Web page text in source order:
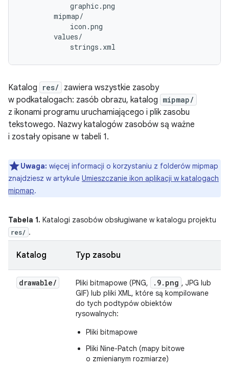
            graphic.png
        mipmap/
            icon.png
        values/
Katalog res/
zawiera wszystkie zasoby
w podkatalogach: zasób obrazu, katalog mipmap/
z ikonami programu uruchamiającego i plik zasobu
tekstowego. Nazwy katalogów zasobów są ważne
i zostały opisane w tabeli 1.
Uwaga: więcej informacji o korzystaniu z folderów mipmap
znajdziesz w artykule Umieszczanie ikon aplikacji w katalogach
mipmap.
Tabela 1. Katalogi zasobów obsługiwane w katalogu projektu
res/ .
Katalog Typ zasobu
drawable/ Pliki bitmapowe (PNG, .9.png , JPG lub
GIF) lub pliki XML, które są kompilowane
do tych podtypów obiektów
rysowalnych:
Pliki bitmapowe
Pliki Nine-Patch (mapy bitowe
o zmienianym rozmiarze)